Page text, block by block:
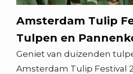
Amsterdam Tulip
Tulpen en
Geniet van duizenden
Amsterdam Tulip Festival